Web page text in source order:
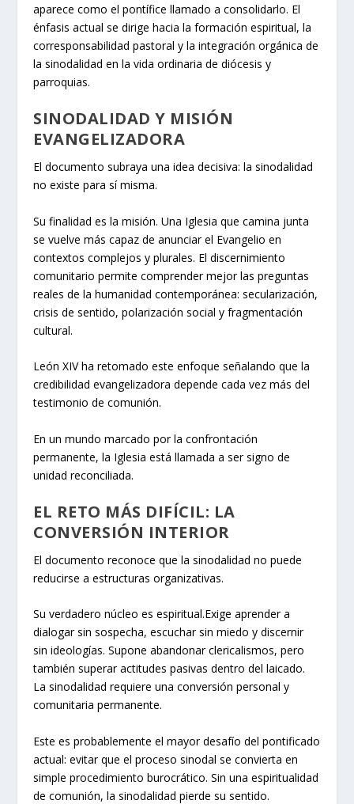
aparece como el pontífice llamado a consolidarlo. El
énfasis actual se dirige hacia la formación espiritual, la
corresponsabilidad pastoral y la integración orgánica de
la sinodalidad en la vida ordinaria de diócesis y
parroquias.
SINODALIDAD Y MISIÓN
EVANGELIZADORA
El documento subraya una idea decisiva: la sinodalidad
no existe para sí misma.
Su finalidad es la misión. Una Iglesia que camina junta
se vuelve más capaz de anunciar el Evangelio en
contextos complejos y plurales. El discernimiento
comunitario permite comprender mejor las preguntas
reales de la humanidad contemporánea: secularización,
crisis de sentido, polarización social y fragmentación
cultural.
León XIV ha retomado este enfoque señalando que la
credibilidad evangelizadora depende cada vez más del
testimonio de comunión.
En un mundo marcado por la confrontación
permanente, la Iglesia está llamada a ser signo de
unidad reconciliada.
EL RETO MÁS DIFÍCIL: LA
CONVERSIÓN INTERIOR
El documento reconoce que la sinodalidad no puede
reducirse a estructuras organizativas.
Su verdadero núcleo es espiritual.Exige aprender a
dialogar sin sospecha, escuchar sin miedo y discernir
sin ideologías. Supone abandonar clericalismos, pero
también superar actitudes pasivas dentro del laicado.
La sinodalidad requiere una conversión personal y
comunitaria permanente.
Este es probablemente el mayor desafío del pontificado
actual: evitar que el proceso sinodal se convierta en
simple procedimiento burocrático. Sin una espiritualidad
de comunión, la sinodalidad pierde su sentido.